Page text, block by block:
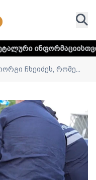
დააკლიკეთ
ჩხეიძეს, რომე...